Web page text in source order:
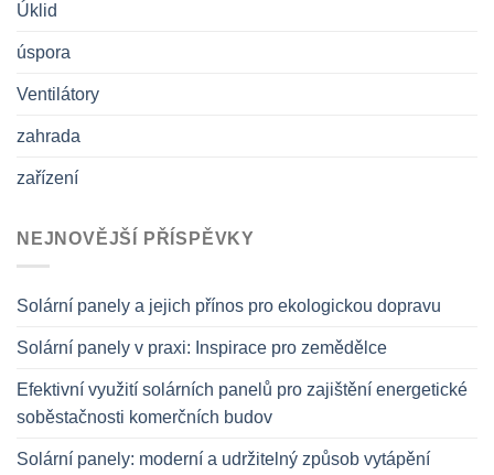
Úklid
úspora
Ventilátory
zahrada
zařízení
NEJNOVĚJŠÍ PŘÍSPĚVKY
Solární panely a jejich přínos pro ekologickou dopravu
Solární panely v praxi: Inspirace pro zemědělce
Efektivní využití solárních panelů pro zajištění energetické
soběstačnosti komerčních budov
Solární panely: moderní a udržitelný způsob vytápění